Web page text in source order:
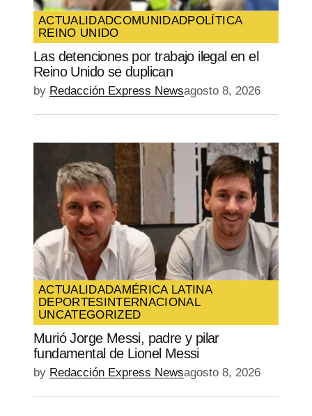
vez que comente.
SUBMIT COMMENT
ACTUALIDADCOMUNIDADPOLÍTICA
REINO UNIDO
Las detenciones por trabajo ilegal en el
Reino Unido se duplican
by Redacción Express Newsagosto 8, 2026
ACTUALIDADAMÉRICA LATINA
DEPORTESINTERNACIONAL
UNCATEGORIZED
Murió Jorge Messi, padre y pilar
fundamental de Lionel Messi
by Redacción Express Newsagosto 8, 2026